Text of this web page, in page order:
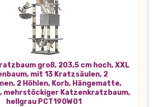
groß, 203,5 cm hoch, XXL
mit 13 Kratzsäulen, 2
2 Höhlen, Korb, Hängematte,
mehrstöckiger Katzenkratzbaum,
hellgrau PCT190W01